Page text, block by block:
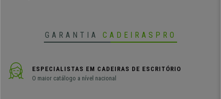
ajustável em 2D. Assento com
GARANTIA CADEIRASPRO
ESPECIALISTAS EM CADEIRAS DE ESCRITÓRIO
O maior catálogo a nível nacional